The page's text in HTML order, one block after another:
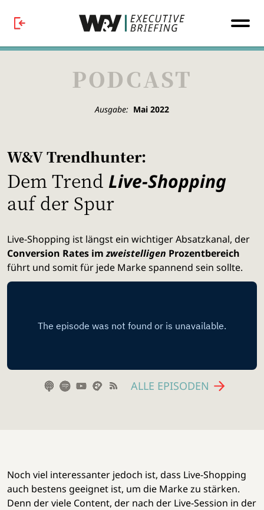
PODCAST
Ausgabe: Mai 2022
W&V Trendhunter:
Dem Trend Live-Shopping
auf der Spur
Live-Shopping ist längst ein wichtiger Absatzkanal, der
Conversion Rates imzweistelligen Prozentbereich
führt und somit für jede Marke spannend sein sollte.
ALLE EPISODEN
Noch viel interessanter jedoch ist, dass Live-Shopping
auch bestens geeignet ist, um die Marke zu stärken.
Denn der viele Content, der nach der Live-Session in der